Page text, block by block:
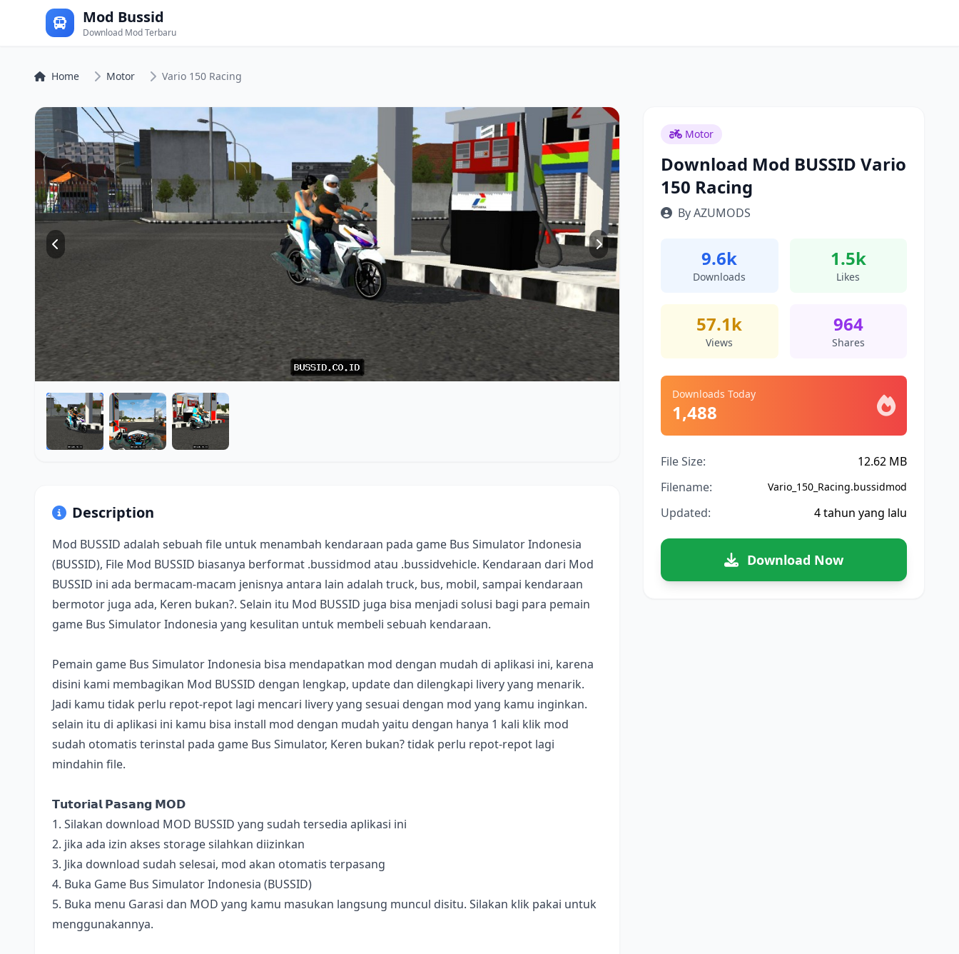
Mod Bussid
Download Mod Terbaru
Home Motor Vario 150 Racing
Description
Mod BUSSID adalah sebuah file untuk menambah kendaraan pada game Bus Simulator Indonesia
(BUSSID), File Mod BUSSID biasanya berformat .bussidmod atau .bussidvehicle. Kendaraan dari Mod
BUSSID ini ada bermacam-macam jenisnya antara lain adalah truck, bus, mobil, sampai kendaraan
bermotor juga ada, Keren bukan?. Selain itu Mod BUSSID juga bisa menjadi solusi bagi para pemain
game Bus Simulator Indonesia yang kesulitan untuk membeli sebuah kendaraan.
Pemain game Bus Simulator Indonesia bisa mendapatkan mod dengan mudah di aplikasi ini, karena
disini kami membagikan Mod BUSSID dengan lengkap, update dan dilengkapi livery yang menarik.
Jadi kamu tidak perlu repot-repot lagi mencari livery yang sesuai dengan mod yang kamu inginkan.
selain itu di aplikasi ini kamu bisa install mod dengan mudah yaitu dengan hanya 1 kali klik mod
sudah otomatis terinstal pada game Bus Simulator, Keren bukan? tidak perlu repot-repot lagi
mindahin file.
𝗧𝘂𝘁𝗼𝗿𝗶𝗮𝗹 𝗣𝗮𝘀𝗮𝗻𝗴 𝗠𝗢𝗗
1. Silakan download MOD BUSSID yang sudah tersedia aplikasi ini
2. jika ada izin akses storage silahkan diizinkan
3. Jika download sudah selesai, mod akan otomatis terpasang
4. Buka Game Bus Simulator Indonesia (BUSSID)
5. Buka menu Garasi dan MOD yang kamu masukan langsung muncul disitu. Silakan klik pakai untuk
menggunakannya.
Motor
Download Mod BUSSID Vario
150 Racing
By AZUMODS
9.6k
Downloads
1.5k
Likes
57.1k
Views
964
Shares
Downloads Today
1,488
File Size:
12.62 MB
Filename:
Vario_150_Racing.bussidmod
Updated: 4 tahun yang lalu
Download Now